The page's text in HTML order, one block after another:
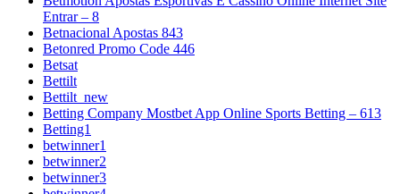
Entrar – 8
Betnacional Apostas 843
Betonred Promo Code 446
Betsat
Bettilt
Bettilt_new
Betting Company Mostbet App Online Sports Betting – 613
Betting1
betwinner1
betwinner2
betwinner3